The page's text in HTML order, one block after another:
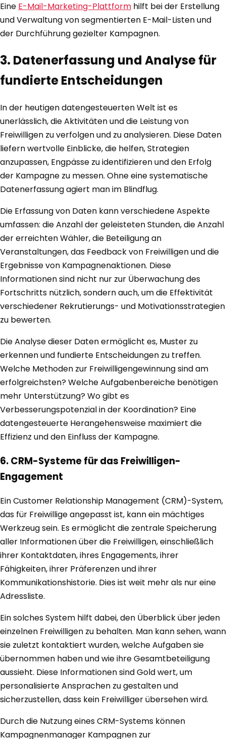
Eine E-Mail-Marketing-Plattform hilft bei der Erstellung
und Verwaltung von segmentierten E-Mail-Listen und
der Durchführung gezielter Kampagnen.
3. Datenerfassung und Analyse für
fundierte Entscheidungen
In der heutigen datengesteuerten Welt ist es
unerlässlich, die Aktivitäten und die Leistung von
Freiwilligen zu verfolgen und zu analysieren. Diese Daten
liefern wertvolle Einblicke, die helfen, Strategien
anzupassen, Engpässe zu identifizieren und den Erfolg
der Kampagne zu messen. Ohne eine systematische
Datenerfassung agiert man im Blindflug.
Die Erfassung von Daten kann verschiedene Aspekte
umfassen: die Anzahl der geleisteten Stunden, die Anzahl
der erreichten Wähler, die Beteiligung an
Veranstaltungen, das Feedback von Freiwilligen und die
Ergebnisse von Kampagnenaktionen. Diese
Informationen sind nicht nur zur Überwachung des
Fortschritts nützlich, sondern auch, um die Effektivität
verschiedener Rekrutierungs- und Motivationsstrategien
zu bewerten.
Die Analyse dieser Daten ermöglicht es, Muster zu
erkennen und fundierte Entscheidungen zu treffen.
Welche Methoden zur Freiwilligengewinnung sind am
erfolgreichsten? Welche Aufgabenbereiche benötigen
mehr Unterstützung? Wo gibt es
Verbesserungspotenzial in der Koordination? Eine
datengesteuerte Herangehensweise maximiert die
Effizienz und den Einfluss der Kampagne.
6. CRM-Systeme für das Freiwilligen-
Engagement
Ein Customer Relationship Management (CRM)-System,
das für Freiwillige angepasst ist, kann ein mächtiges
Werkzeug sein. Es ermöglicht die zentrale Speicherung
aller Informationen über die Freiwilligen, einschließlich
ihrer Kontaktdaten, ihres Engagements, ihrer
Fähigkeiten, ihrer Präferenzen und ihrer
Kommunikationshistorie. Dies ist weit mehr als nur eine
Adressliste.
Ein solches System hilft dabei, den Überblick über jeden
einzelnen Freiwilligen zu behalten. Man kann sehen, wann
sie zuletzt kontaktiert wurden, welche Aufgaben sie
übernommen haben und wie ihre Gesamtbeteiligung
aussieht. Diese Informationen sind Gold wert, um
personalisierte Ansprachen zu gestalten und
sicherzustellen, dass kein Freiwilliger übersehen wird.
Durch die Nutzung eines CRM-Systems können
Kampagnenmanager Kampagnen zur